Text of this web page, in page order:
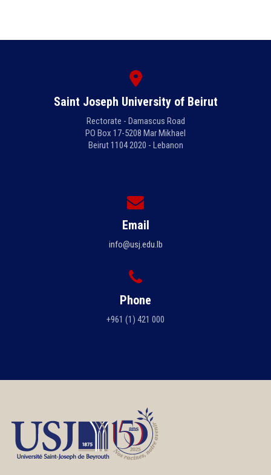
Saint Joseph University of Beirut
Rectorate - Damascus Road
PO Box 17-5208 Mar Mikhael
Beirut 1104 2020 - Lebanon
Email
info@usj.edu.lb
Phone
+961 (1) 421 000